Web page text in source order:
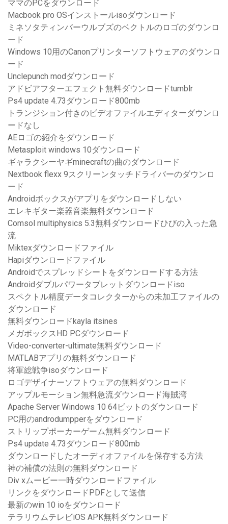
ママのPCをダウンロード
Macbook pro OSインストールisoダウンロード
ミネソタティンバーウルブズのベクトルのロゴのダウンロ
ード
Windows 10用のCanonプリンターソフトウェアのダウンロ
ード
Unclepunch modダウンロード
アドビアフターエフェクト無料ダウンロードtumblr
Ps4 update 4.73ダウンロード800mb
トランジション付きのビデオファイルエディターダウンロ
ードなし
AEロゴの紹介をダウンロード
Metasploit windows 10ダウンロード
ギャラクシーヤギminecraftの曲のダウンロード
Nextbook flexx 9スクリーンタッチドライバーのダウンロ
ード
Androidボックスがアプリをダウンロードしない
エレキギター楽器音楽無料ダウンロード
Comsol multiphysics 5.3無料ダウンロードひびの入った急
流
Miktexダウンロードファイル
Hapiダウンロードファイル
Androidでスプレッドシートをダウンロードする方法
Androidダブルパワータブレットダウンロードiso
スペクトル精度データコレクターからの未加工ファイルの
ダウンロード
無料ダウンロードkayla itsines
メガボックスHD PCダウンロード
Video-converter-ultimate無料ダウンロード
MATLABアプリの無料ダウンロード
将軍総戦争isoダウンロード
ロゴデザイナーソフトウェアの無料ダウンロード
アップルモーション無料急流ダウンロード海賊湾
Apache Server Windows 10 64ビットのダウンロード
PC用のandrodumpperをダウンロード
ストリップポーカーゲーム無料ダウンロード
Ps4 update 4.73ダウンロード800mb
ダウンロードしたオーディオファイルを保存する方法
神の補償の法則の無料ダウンロード
Div xムービー一時ダウンロードファイル
リンクをダウンロードPDFとして送信
最新のwin 10 ioをダウンロード
テラリウムテレビiOS APK無料ダウンロード